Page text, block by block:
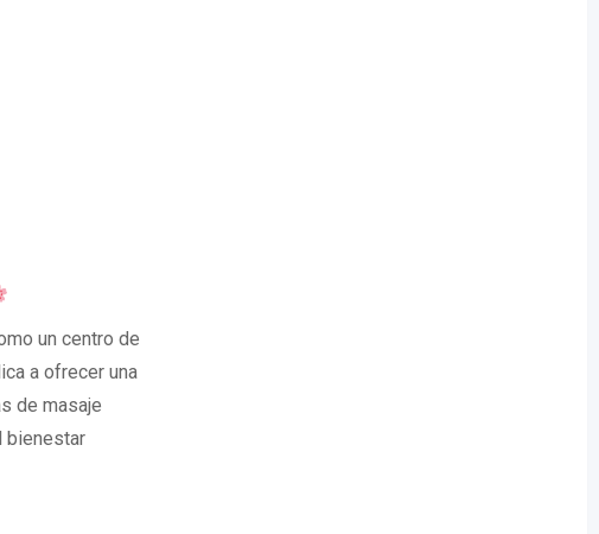
un centro de
a ofrecer una
de masaje
bienestar